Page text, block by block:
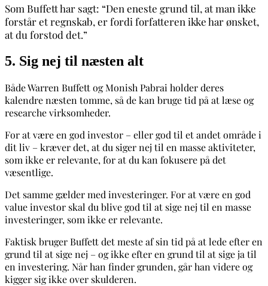
Som Buffett har sagt: “Den eneste grund til, at man ikke
forstår et regnskab, er fordi forfatteren ikke har ønsket,
at du forstod det.”
5. Sig nej til næsten alt
Både Warren Buffett og Monish Pabrai holder deres
kalendre næsten tomme, så de kan bruge tid på at læse og
researche virksomheder.
For at være en god investor – eller god til et andet område i
dit liv – kræver det, at du siger nej til en masse aktiviteter,
som ikke er relevante, for at du kan fokusere på det
væsentlige.
Det samme gælder med investeringer. For at være en god
value investor skal du blive god til at sige nej til en masse
investeringer, som ikke er relevante.
Faktisk bruger Buffett det meste af sin tid på at lede efter en
grund til at sige nej – og ikke efter en grund til at sige ja til
en investering. Når han finder grunden, går han videre og
kigger sig ikke over skulderen.